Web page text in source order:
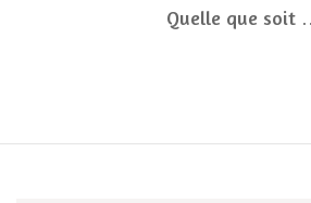
Quelle que soit